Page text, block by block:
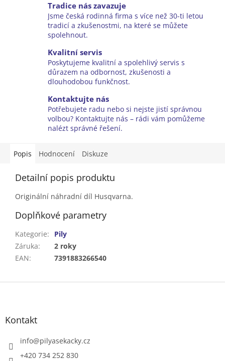
Tradice nás zavazuje
Jsme česká rodinná firma s více než 30-ti letou
tradicí a zkušenostmi, na které se můžete
spolehnout.
Kvalitní servis
Poskytujeme kvalitní a spolehlivý servis s
důrazem na odbornost, zkušenosti a
dlouhodobou funkčnost.
Kontaktujte nás
Potřebujete radu nebo si nejste jistí správnou
volbou? Kontaktujte nás – rádi vám pomůžeme
nalézt správné řešení.
Popis Hodnocení Diskuze
Detailní popis produktu
Originální náhradní díl Husqvarna.
Doplňkové parametry
Kategorie:
Pily
Záruka:
2 roky
EAN: 7391883266540
Z
Kontakt
info@pilyasekacky.cz
+420 734 252 830